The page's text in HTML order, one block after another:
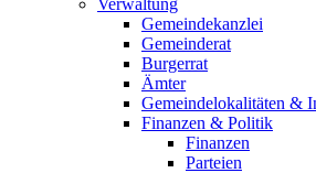
Verwaltung
Gemeindekanzlei
Gemeinderat
Burgerrat
Ämter
Gemeindelokalitäten &
Finanzen & Politik
Finanzen
Parteien